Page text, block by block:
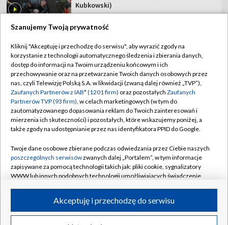
Kubkowski)
TVP
Abonament TVP
Sklep TVP
Biuro Reklamy
Oferta Handlowa
Emisja w TVP
Rada Programowa
Ogłoszenia przetargowe
Akademia Telewizyjna
Informacje o nadawcy
Regulamin TVP
Polityka prywatności
Moje zgody
Biuro reklamy
Kanały
©2026 Telewizja Polska Spółka Akcyjna w likwidacji
Szanujemy Twoją prywatność
Kliknij "Akceptuję i przechodzę do serwisu", aby wyrazić zgody na
korzystanie z technologii automatycznego śledzenia i zbierania danych,
dostęp do informacji na Twoim urządzeniu końcowym i ich
przechowywanie oraz na przetwarzanie Twoich danych osobowych przez
nas, czyli Telewizję Polską S.A. w likwidacji (zwaną dalej również „TVP”),
Zaufanych Partnerów z IAB* (1201 firm) oraz pozostałych Zaufanych
Partnerów TVP (93 firm), w celach marketingowych (w tym do
zautomatyzowanego dopasowania reklam do Twoich zainteresowań i
mierzenia ich skuteczności) i pozostałych, które wskazujemy poniżej, a
także zgody na udostępnianie przez nas identyfikatora PPID do Google.
Twoje dane osobowe zbierane podczas odwiedzania przez Ciebie naszych
poszczególnych serwisówzwanych dalej „Portalem”, w tym informacje
zapisywane za pomocą technologii takich jak: pliki cookie, sygnalizatory
WWW lub innych podobnych technologii umożliwiających świadczenie
ruchu w Internecie.
Twoje dane osobowe zbierane podczas odwiedzania przez Ciebie
Akceptuję i przechodzę do serwisu